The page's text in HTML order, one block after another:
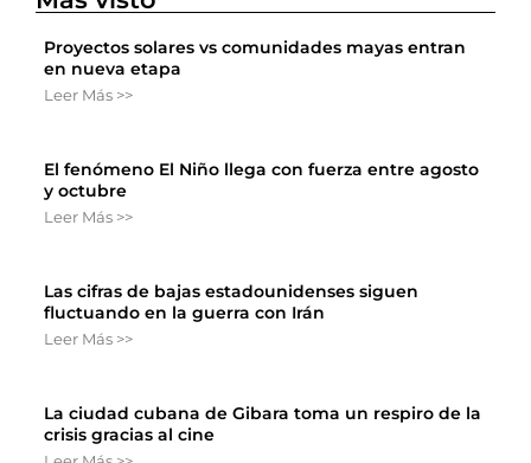
Proyectos solares vs comunidades mayas entran
en nueva etapa
Leer Más >>
El fenómeno El Niño llega con fuerza entre agosto
y octubre
Leer Más >>
Las cifras de bajas estadounidenses siguen
fluctuando en la guerra con Irán
Leer Más >>
La ciudad cubana de Gibara toma un respiro de la
crisis gracias al cine